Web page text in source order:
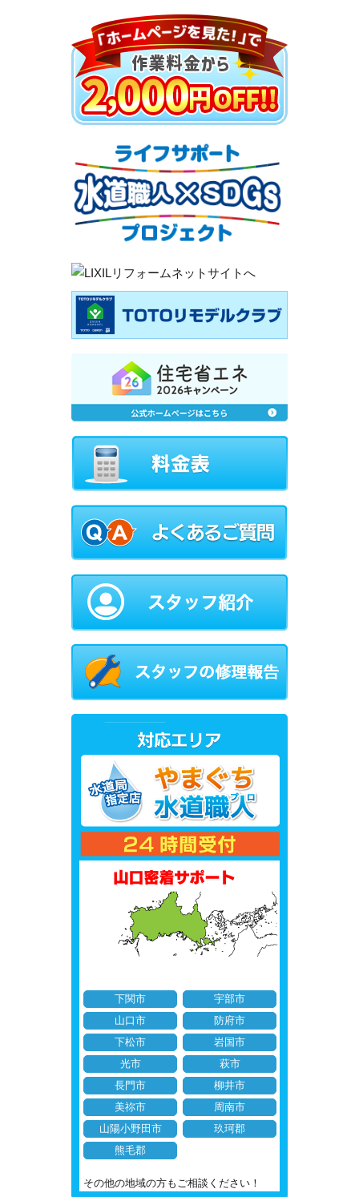
下関市
宇部市
山口市
防府市
下松市
岩国市
光市
萩市
長門市
柳井市
美祢市
周南市
山陽小野田市
玖珂郡
熊毛郡
その他の地域の方もご相談ください！